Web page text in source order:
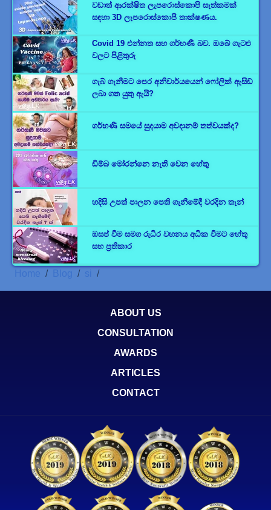
වඩාත් ආරක්ෂිත ලැපරොස්කොපි සැත්කමක්
සඳහා 3D ලැපරොස්කොපි තාක්ෂණය.
Covid 19 එන්නත සහ ගර්භණී බව. ඔබේ ගැටළු
වලට පිළිතුරු
ගැබ් ගැනීමට පෙර අනිවාර්යයෙන් ෆෝලික් ඇසිඩ්
ලබා ගත යුතු ඇයි?
ගර්භණී සමයේ සුදයාම අවදානම් තත්වයක්ද?
ඩිම්බ මෝරන්නෙ නැති වෙන හේතු
හදිසි උපත් පාලන පෙති ගැනීමේදී වරදින තැන්
ඔසප් වීම සමග රුධිර වහනය අධික වීමට හේතු
සහ ප්‍රතිකාර
Home Blog si
ABOUT US
CONSULTATION
AWARDS
ARTICLES
CONTACT